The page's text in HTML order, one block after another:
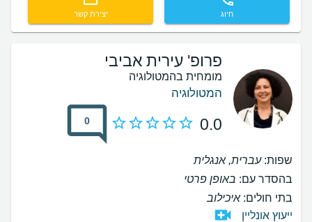
חיוג יצירת קשר
פרופ' עירית אביבי
מומחית בהמטולוגיה
המטולוגיה
0.0
0
שפות:עברית, אנגלית
בהסדר עם: באופן פרטי
בתי חולים:איכילוב
ייעוץ אונליין